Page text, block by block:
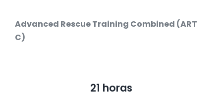
Advanced Rescue Training Combined (ART
C)
21 horas